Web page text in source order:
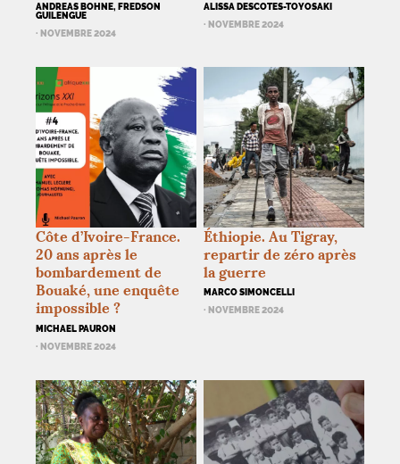
ANDREAS BOHNE, FREDSON
GUILENGUE
· NOVEMBRE 2024
ALISSA DESCOTES-TOYOSAKI
· NOVEMBRE 2024
Côte d’Ivoire-France.
20 ans après le
bombardement de
Bouaké, une enquête
impossible ?
MICHAEL PAURON
· NOVEMBRE 2024
Éthiopie. Au Tigray,
repartir de zéro après
la guerre
MARCO SIMONCELLI
· NOVEMBRE 2024